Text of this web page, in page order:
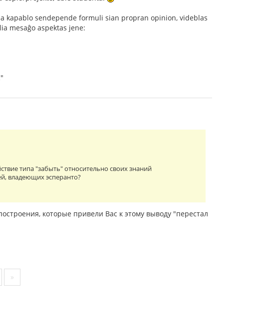
kapablo sendepende formuli sian propran opinion, videblas
mesaĝo aspektas jene:
типа "забыть" относительно своих знаний
владеющих эсперанто?
которые привели Вас к этому выводу "перестал
»